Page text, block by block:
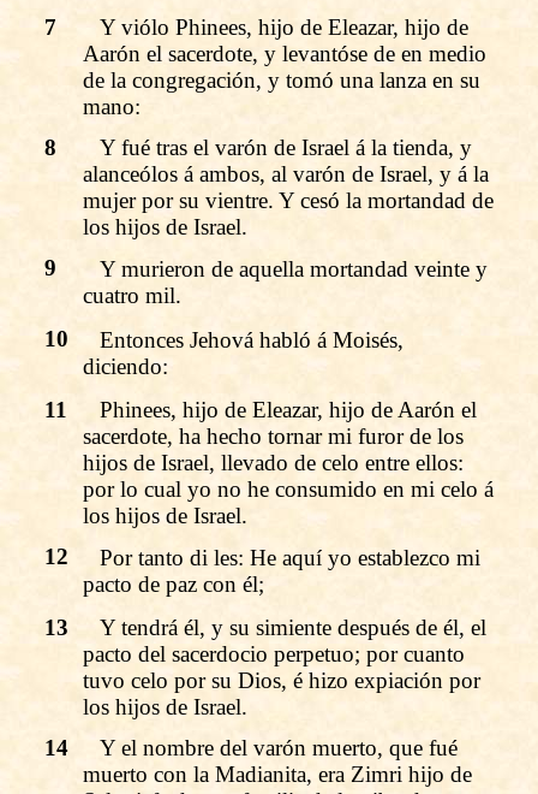
7
Y viólo Phinees, hijo de Eleazar, hijo de
Aarón el sacerdote, y levantóse de en medio
de la congregación, y tomó una lanza en su
mano:
8
Y fué tras el varón de Israel á la tienda, y
alanceólos á ambos, al varón de Israel, y á la
mujer por su vientre. Y cesó la mortandad de
los hijos de Israel.
9
Y murieron de aquella mortandad veinte y
cuatro mil.
10
Entonces Jehová habló á Moisés,
diciendo:
11
Phinees, hijo de Eleazar, hijo de Aarón el
sacerdote, ha hecho tornar mi furor de los
hijos de Israel, llevado de celo entre ellos:
por lo cual yo no he consumido en mi celo á
los hijos de Israel.
12
Por tanto di les: He aquí yo establezco mi
pacto de paz con él;
13
Y tendrá él, y su simiente después de él, el
pacto del sacerdocio perpetuo; por cuanto
tuvo celo por su Dios, é hizo expiación por
los hijos de Israel.
14
Y el nombre del varón muerto, que fué
muerto con la Madianita, era Zimri hijo de